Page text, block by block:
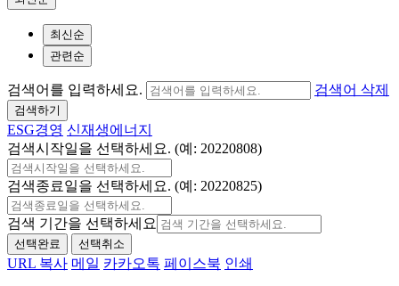
최신순
관련순
검색어를 입력하세요. 검색어 삭제
검색하기
ESG경영 신재생에너지
검색시작일을 선택하세요. (예: 20220808)
검색종료일을 선택하세요. (예: 20220825)
검색 기간을 선택하세요
선택완료 선택취소
URL 복사 메일 카카오톡 페이스북 인쇄